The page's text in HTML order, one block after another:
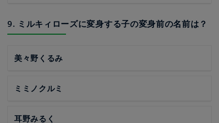
9. ミルキィローズに変身する子の変身前の名前は？
美々野くるみ
ミミノクルミ
耳野みるく